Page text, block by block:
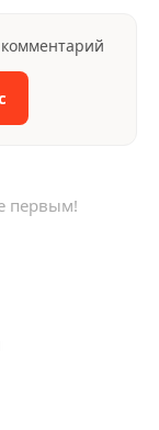
первым!